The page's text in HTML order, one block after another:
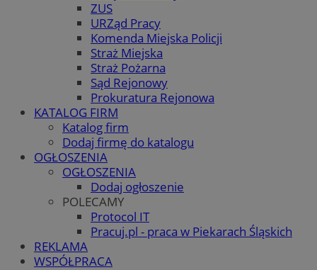
ZUS
URZąd Pracy
Komenda Miejska Policji
Straż Miejska
Straż Pożarna
Sąd Rejonowy
Prokuratura Rejonowa
KATALOG FIRM
Katalog firm
Dodaj firmę do katalogu
OGŁOSZENIA
OGŁOSZENIA
Dodaj ogłoszenie
POLECAMY
Protocol IT
Pracuj.pl - praca w Piekarach Śląskich
REKLAMA
WSPÓŁPRACA